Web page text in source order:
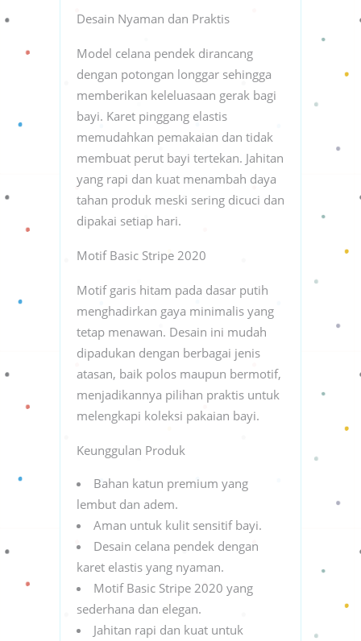
Desain Nyaman dan Praktis
Model celana pendek dirancang
dengan potongan longgar sehingga
memberikan keleluasaan gerak bagi
bayi. Karet pinggang elastis
memudahkan pemakaian dan tidak
membuat perut bayi tertekan. Jahitan
yang rapi dan kuat menambah daya
tahan produk meski sering dicuci dan
dipakai setiap hari.
Motif Basic Stripe 2020
Motif garis hitam pada dasar putih
menghadirkan gaya minimalis yang
tetap menawan. Desain ini mudah
dipadukan dengan berbagai jenis
atasan, baik polos maupun bermotif,
menjadikannya pilihan praktis untuk
melengkapi koleksi pakaian bayi.
Keunggulan Produk
Bahan katun premium yang
lembut dan adem.
Aman untuk kulit sensitif bayi.
Desain celana pendek dengan
karet elastis yang nyaman.
Motif Basic Stripe 2020 yang
sederhana dan elegan.
Jahitan rapi dan kuat untuk